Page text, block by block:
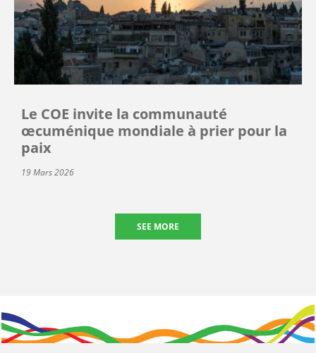
Le COE invite la communauté
œcuménique mondiale à prier pour la
paix
19 Mars 2026
SEE MORE